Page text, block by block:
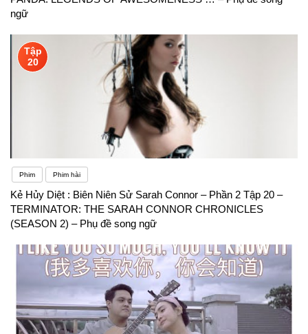
ngữ
Tập
20
Phim Phim hài
Kẻ Hủy Diệt : Biên Niên Sử Sarah Connor – Phần 2 Tập 20 –
TERMINATOR: THE SARAH CONNOR CHRONICLES
(SEASON 2) – Phụ đề song ngữ